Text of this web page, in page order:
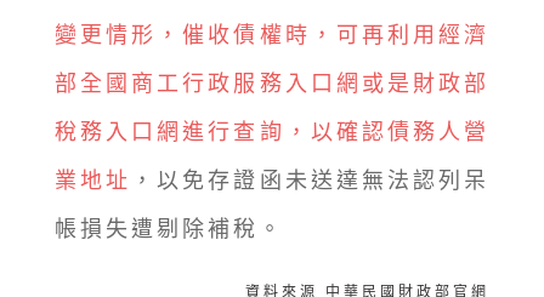
變更情形，催收債權時，可再利用經濟
部全國商工行政服務入口網或是財政部
稅務入口網進行查詢，以確認債務人營
業地址 ，以免存證函未送達無法認列呆
帳損失遭剔除補稅。
資料來源 中華民國財政部官網